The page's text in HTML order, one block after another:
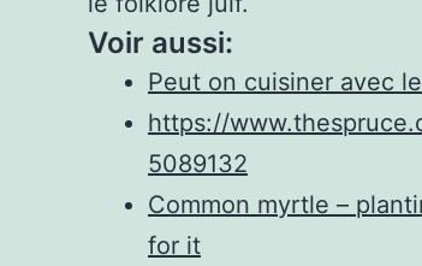
Voir aussi:
Peut on cuisiner avec
https://
5089132
Common myrtle –
for it